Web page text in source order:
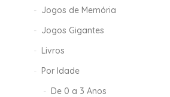
Jogos de Memória
Jogos Gigantes
Livros
Por Idade
De 0 a 3 Anos